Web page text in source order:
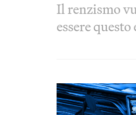
Il renzismo
essere